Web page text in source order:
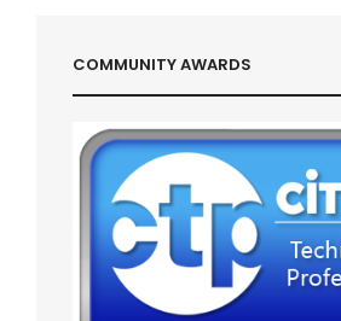
COMMUNITY AWARDS